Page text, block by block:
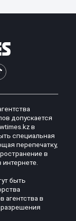
допускается
в
специальная
перепечатку,
в
быть
агентства в